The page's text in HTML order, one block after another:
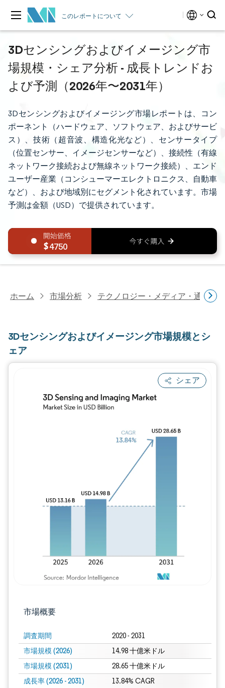
このレポートについて
3Dセンシングおよびイメージング市
場規模・シェア分析 - 成長トレンドお
よび予測（2026年〜2031年）
3Dセンシングおよびイメージング市場レポートは、コン
ポーネント（ハードウェア、ソフトウェア、およびサービ
ス）、技術（超音波、構造化光など）、センサータイプ
（位置センサー、イメージセンサーなど）、接続性（有線
ネットワーク接続および無線ネットワーク接続）、エンド
ユーザー産業（コンシューマーエレクトロニクス、自動車
など）、および地域別にセグメント化されています。市場
予測は金額（USD）で提供されています。
4750
ホーム 市場分析 テクノロジー・メディア・通信研
3Dセンシングおよびイメージング市場規模とシ
ェア
シェア
市場概要
調査期間 2020 - 2031
市場規模 (2026) 14.98 十億米ドル
市場規模 (2031) 28.65 十億米ドル
成長率 (2026 - 2031) 13.84% CAGR
画像 © Mordor Intelligence。再利用には